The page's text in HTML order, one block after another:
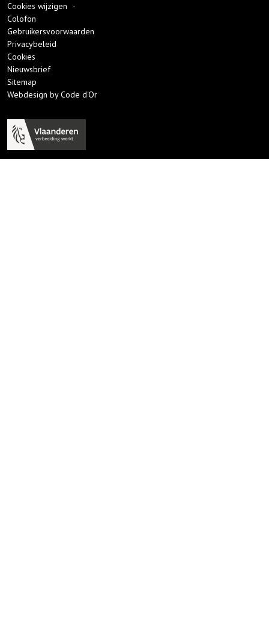
Cookies wijzigen
-
Colofon
Gebruikersvoorwaarden
Privacybeleid
Cookies
Nieuwsbrief
Sitemap
Webdesign by Code d'Or